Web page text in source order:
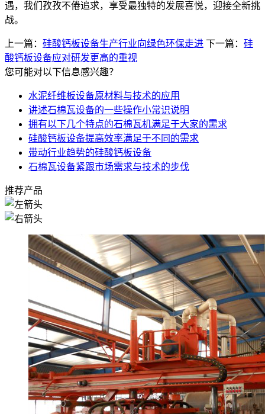
遇，我们孜孜不倦追求，享受最独特的发展喜悦，迎接全新挑
战。
上一篇： 硅酸钙板设备生产行业向绿色环保走进 下一篇： 硅
酸钙板设备应对研发更高的重视
您可能对以下信息感兴趣？
水泥纤维板设备原材料与技术的应用
讲述石棉瓦设备的一些操作小常识说明
拥有以下几个特点的石棉瓦机满足于大家的需求
硅酸钙板设备提高效率满足于不同的需求
带动行业趋势的硅酸钙板设备
石棉瓦设备紧跟市场需求与技术的步伐
推荐产品